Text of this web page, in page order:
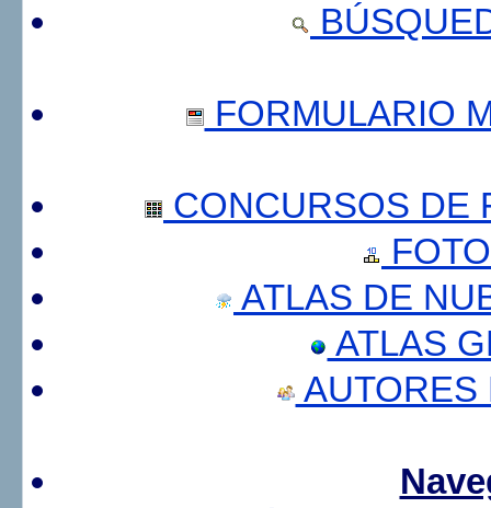
FORMULARIO
CONCURSOS DE
ATLAS DE
ATLAS
AUTORES